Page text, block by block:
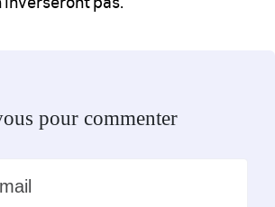
pour commenter